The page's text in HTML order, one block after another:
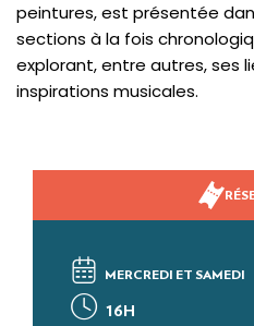
peintures, est présentée
sections à la fois
explorant, entre autres, ses
inspirations musicales.
MERCREDI ET SAMEDI
16H